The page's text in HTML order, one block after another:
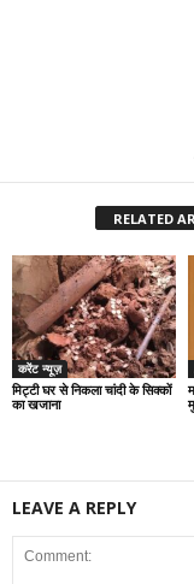
RELATED
करेंट न्यूज़
मिट्टी घर से निकला चांदी के सिक्कों
का खजाना
LEAVE A REPLY